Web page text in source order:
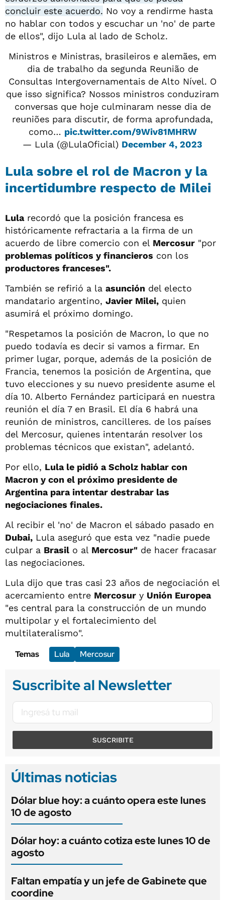
concluir este acuerdo. No voy a rendirme hasta
no hablar con todos y escuchar un 'no' de parte
de ellos", dijo Lula al lado de Scholz.
Ministros e Ministras, brasileiros e alemães, em
dia de trabalho da segunda Reunião de
Consultas Intergovernamentais de Alto Nível. O
que isso significa? Nossos ministros conduziram
conversas que hoje culminaram nesse dia de
reuniões para discutir, de forma aprofundada,
como… pic.twitter.com/9Wiv81MHRW
— Lula (@LulaOficial) December 4, 2023
Lula sobre el rol de Macron y la
incertidumbre respecto de Milei
Lularecordó que la posición francesa es
históricamente refractaria a la firma de un
acuerdo de libre comercio con el Mercosur "por
problemas políticos y financieros con los
productores franceses".
También se refirió a la asunción del electo
mandatario argentino, Javier Milei, quien
asumirá el próximo domingo.
"Respetamos la posición de Macron, lo que no
puedo todavía es decir si vamos a firmar. En
primer lugar, porque, además de la posición de
Francia, tenemos la posición de Argentina, que
tuvo elecciones y su nuevo presidente asume el
día 10. Alberto Fernández participará en nuestra
reunión el día 7 en Brasil. El día 6 habrá una
reunión de ministros, cancilleres. de los países
del Mercosur, quienes intentarán resolver los
problemas técnicos que existan", adelantó.
Por ello, Lula le pidió a Scholz hablar con
Macron y con el próximo presidente de
Argentina para intentar destrabar las
negociaciones finales.
Al recibir el 'no' de Macron el sábado pasado en
Dubai, Lula aseguró que esta vez "nadie puede
culpar a Brasil o al Mercosur" de hacer fracasar
las negociaciones.
Lula dijo que tras casi 23 años de negociación el
acercamiento entre Mercosur y Unión Europea
"es central para la construcción de un mundo
multipolar y el fortalecimiento del
multilateralismo".
Temas
Lula Mercosur
Suscribite al Newsletter
SUSCRIBITE
Últimas noticias
Dólar blue hoy: a cuánto opera este lunes
10 de agosto
Dólar hoy: a cuánto cotiza este lunes 10 de
agosto
Faltan empatía y un jefe de Gabinete que
coordine